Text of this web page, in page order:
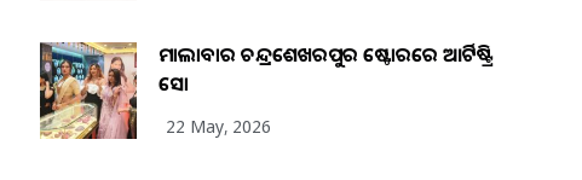
ମାଲାବାର ଚନ୍ଦ୍ରଶେଖରପୁର ଷ୍ଟୋରରେ ଆର୍ଟିଷ୍ଟ୍ରି
ସୋ
22 May, 2026